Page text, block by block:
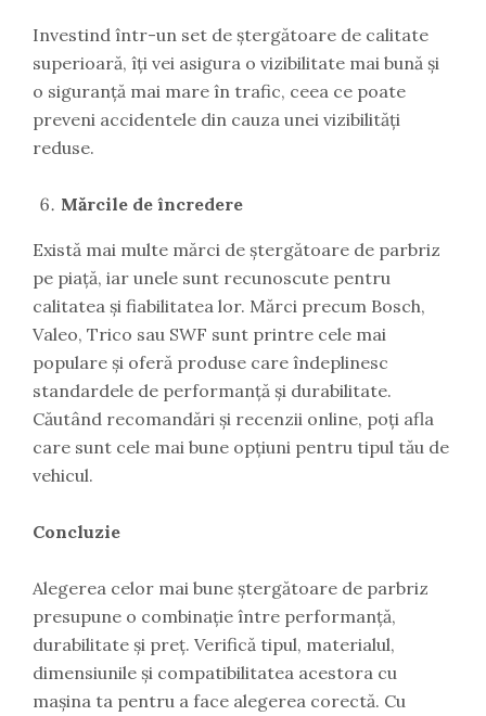
Investind într-un set de ștergătoare de calitate
superioară, îți vei asigura o vizibilitate mai bună și
o siguranță mai mare în trafic, ceea ce poate
preveni accidentele din cauza unei vizibilități
reduse.
Mărcile de încredere
Există mai multe mărci de ștergătoare de parbriz
pe piață, iar unele sunt recunoscute pentru
calitatea și fiabilitatea lor. Mărci precum Bosch,
Valeo, Trico sau SWF sunt printre cele mai
populare și oferă produse care îndeplinesc
standardele de performanță și durabilitate.
Căutând recomandări și recenzii online, poți afla
care sunt cele mai bune opțiuni pentru tipul tău de
vehicul.
Concluzie
Alegerea celor mai bune ștergătoare de parbriz
presupune o combinație între performanță,
durabilitate și preț. Verifică tipul, materialul,
dimensiunile și compatibilitatea acestora cu
mașina ta pentru a face alegerea corectă. Cu